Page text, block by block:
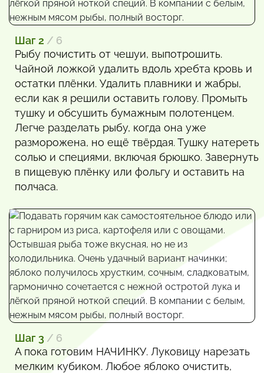
Шаг 2 / 6
Рыбу почистить от чешуи, выпотрошить.
Чайной ложкой удалить вдоль хребта кровь и
остатки плёнки. Удалить плавники и жабры,
если как я решили оставить голову. Промыть
тушку и обсушить бумажным полотенцем.
Легче разделать рыбу, когда она уже
разморожена, но ещё твёрдая. Тушку натереть
солью и специями, включая брюшко. Завернуть
в пищевую плёнку или фольгу и оставить на
полчаса.
Шаг 3 / 6
А пока готовим НАЧИНКУ. Луковицу нарезать
мелким кубиком. Любое яблоко очистить,